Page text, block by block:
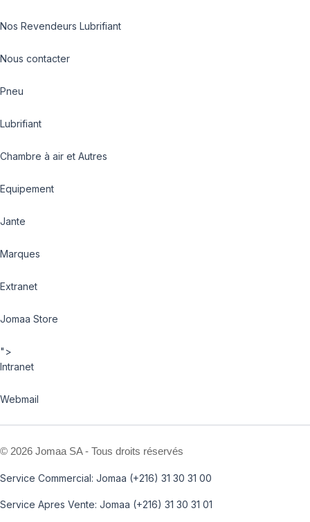
Nos Revendeurs Lubrifiant
Nous contacter
Pneu
Lubrifiant
Chambre à air et Autres
Equipement
Jante
Marques
Extranet
Jomaa Store
">
Intranet
Webmail
© 2026 Jomaa SA - Tous droits réservés
Service Commercial: Jomaa (+216) 31 30 31 00
Service Apres Vente: Jomaa (+216) 31 30 31 01